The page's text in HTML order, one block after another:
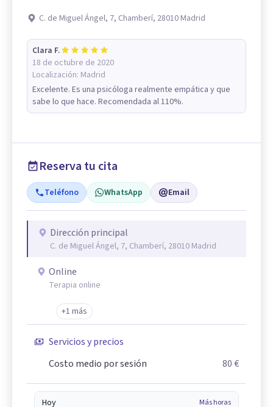
C. de Miguel Ángel, 7, Chamberí, 28010 Madrid
Clara F.
18 de octubre de 2020
Localización: Madrid
Excelente. Es una psicóloga realmente empática y que
sabe lo que hace. Recomendada al 110%.
Reserva tu cita
Teléfono WhatsApp Email
Dirección principal
C. de Miguel Ángel, 7, Chamberí, 28010 Madrid
Online
Terapia online
+1 más
Servicios y precios
Costo medio por sesión
80 €
Hoy Más horas